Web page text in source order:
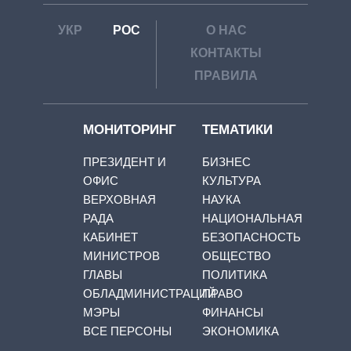
УКР РОС
О НАС
КОНТАКТЫ
ПРАВИЛА
МОНИТОРИНГ
ПРЕЗИДЕНТ И
ОФИС
ВЕРХОВНАЯ
РАДА
КАБИНЕТ
МИНИСТРОВ
ГЛАВЫ
ОБЛАДМИНИСТРАЦИЙ
МЭРЫ
ВСЕ ПЕРСОНЫ
ТЕМАТИКИ
БИЗНЕС
КУЛЬТУРА
НАУКА
НАЦИОНАЛЬНАЯ
БЕЗОПАСНОСТЬ
ОБЩЕСТВО
ПОЛИТИКА
ПРАВО
ФИНАНСЫ
ЭКОНОМИКА